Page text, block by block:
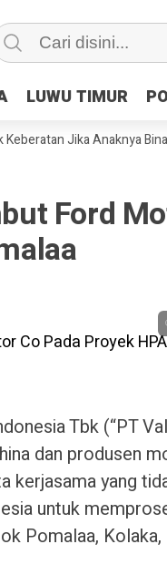
LUWU TIMUR
LUWU TIMUR
Jika Anaknya Bina
Ford
Tbk (“PT
dan produsen
kerjasama yang
untuk
Pomalaa, Kolaka,